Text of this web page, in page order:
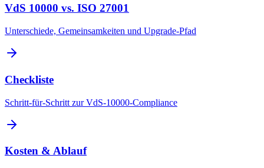
VdS 10000 vs. ISO 27001
Unterschiede, Gemeinsamkeiten und Upgrade-Pfad
Checkliste
Schritt-für-Schritt zur VdS-10000-Compliance
Kosten & Ablauf